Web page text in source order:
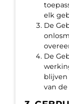
elk
De
De
blijven
van